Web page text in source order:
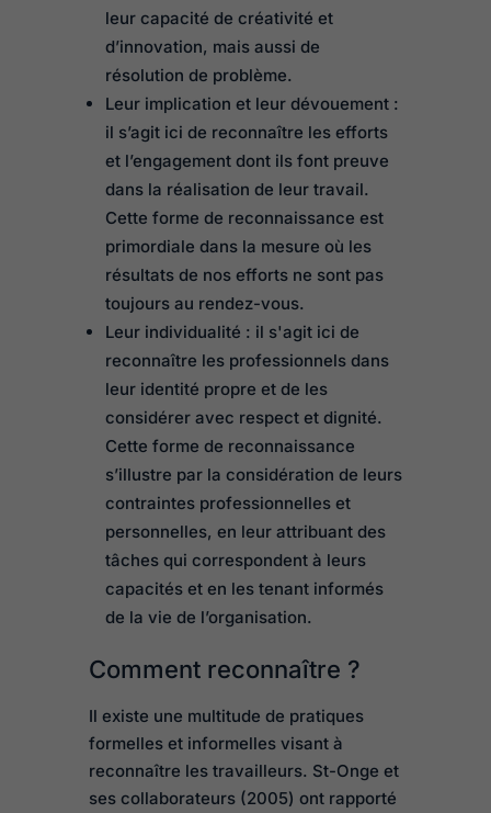
leur capacité de créativité et
d’innovation, mais aussi de
résolution de problème.
Leur implication et leur dévouement :
il s’agit ici de reconnaître les efforts
et l’engagement dont ils font preuve
dans la réalisation de leur travail.
Cette forme de reconnaissance est
primordiale dans la mesure où les
résultats de nos efforts ne sont pas
toujours au rendez-vous.
Leur individualité : il s'agit ici de
reconnaître les professionnels dans
leur identité propre et de les
considérer avec respect et dignité.
Cette forme de reconnaissance
s’illustre par la considération de leurs
contraintes professionnelles et
personnelles, en leur attribuant des
tâches qui correspondent à leurs
capacités et en les tenant informés
de la vie de l’organisation.
Comment reconnaître ?
Il existe une multitude de pratiques
formelles et informelles visant à
reconnaître les travailleurs. St-Onge et
ses collaborateurs (2005) ont rapporté